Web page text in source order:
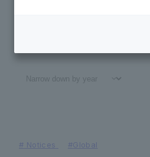
# Notices #Global